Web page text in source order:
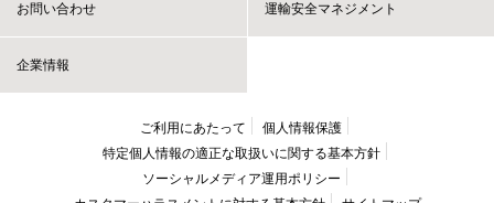
お問い合わせ 運輸安全マネジメント
企業情報
ご利用にあたって
個人情報保護
特定個人情報の適正な取扱いに関する基本方針
ソーシャルメディア運用ポリシー